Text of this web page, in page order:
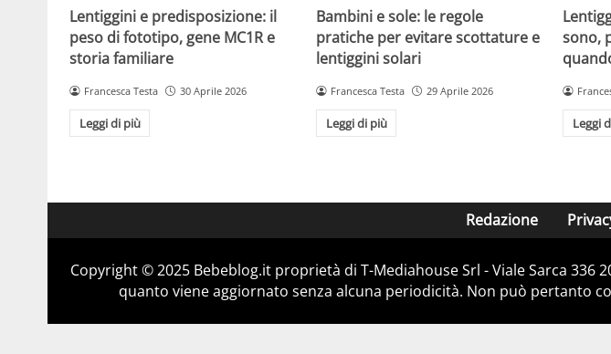
Lentiggini e predisposizione: il
peso di fototipo, gene MC1R e
storia familiare
Francesca Testa 30 Aprile 2026
Leggi di più
Bambini e sole: le regole
pratiche per evitare scottature e
lentiggini solari
Francesca Testa 29 Aprile 2026
Leggi di più
sono,
Leggi
Redazione
Copyright © 2025 Bebeblog.it proprietà di T-Mediahouse Srl - Viale Sarca 336
quanto viene aggiornato senza alcuna periodicità. Non può pertanto